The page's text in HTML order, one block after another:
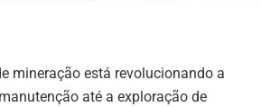
mineração está revolucionando a
até a exploração de